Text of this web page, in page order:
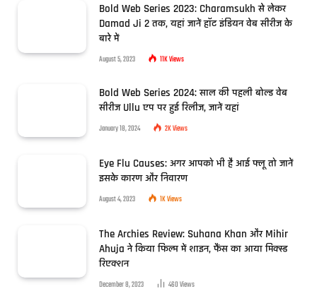
Bold Web Series 2023: Charamsukh से लेकर
Damad Ji 2 तक, यहां जानें हॉट इंडियन वेब सीरीज के
बारे में
August 5, 2023 11KViews
Bold Web Series 2024: साल की पहली बोल्ड वेब
सीरीज Ullu एप पर हुई रिलीज, जानें यहां
January 18, 2024 2KViews
Eye Flu Causes: अगर आपको भी है आई फ्लू तो जानें
इसके कारण और निवारण
August 4, 2023 1KViews
The Archies Review: Suhana Khan और Mihir
Ahuja ने किया फिल्म में शाइन, फैंस का आया मिक्स्ड
रिएक्शन
December 8, 2023 460Views